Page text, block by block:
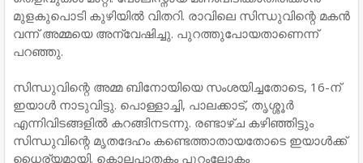
മുളകുപൊടി കുഴിയില്‍ വിതറി. രാവിലെ സിന്ധുവിന്റെ മകന്‍
വന്ന് അമ്മയെ അന്വേഷിച്ചു. പുറത്തുപോയതാണെന്ന്
പറഞ്ഞു.
സിന്ധുവിന്റെ അമ്മ ബിനോയിയെ സംശയിച്ചതോടെ, 16-ന്
ഇയാള്‍ നാടുവിട്ടു. പൊള്ളാച്ചി, പാലക്കാട്, തൃശ്ശൂര്‍
എന്നിവിടങ്ങളില്‍ കറങ്ങിനടന്നു. രണ്ടാഴ്ച കഴിഞ്ഞിട്ടും
സിന്ധുവിന്റെ മൃതദേഹം കണ്ടെത്താതായതോടെ ഇയാള്‍ക്ക്
ധൈര്യമായി. കൊലപാതകം പുറംലോകം